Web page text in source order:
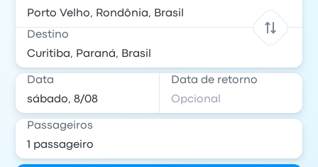
Destino
Data Data de retorno
Passageiros